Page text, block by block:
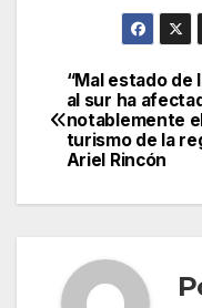
de
“Mal estado de
al sur ha
notablemente
turismo de la
Ariel Rincón